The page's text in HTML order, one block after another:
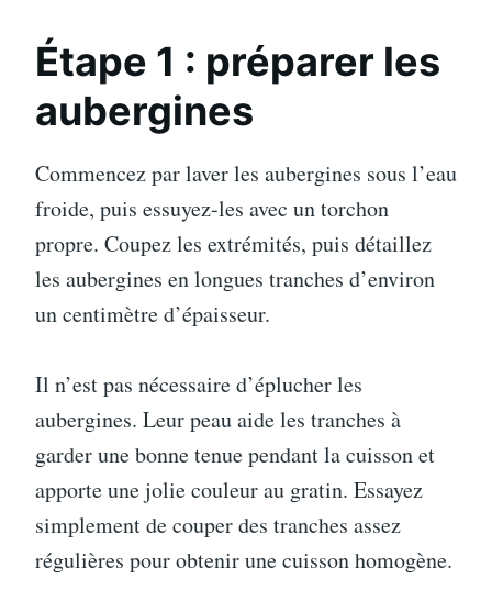
Étape 1 : préparer les
aubergines
Commencez par laver les aubergines sous l’eau
froide, puis essuyez-les avec un torchon
propre. Coupez les extrémités, puis détaillez
les aubergines en longues tranches d’environ
un centimètre d’épaisseur.
Il n’est pas nécessaire d’éplucher les
aubergines. Leur peau aide les tranches à
garder une bonne tenue pendant la cuisson et
apporte une jolie couleur au gratin. Essayez
simplement de couper des tranches assez
régulières pour obtenir une cuisson homogène.